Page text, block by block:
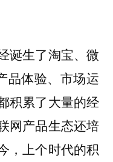
诞生了淘宝、微
品体验、市场运
积累了大量的经
网产品生态还培
，上个时代的积